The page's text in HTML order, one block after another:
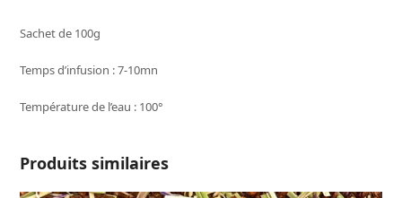
Sachet de 100g
Temps d’infusion : 7-10mn
Température de l’eau : 100°
Produits similaires